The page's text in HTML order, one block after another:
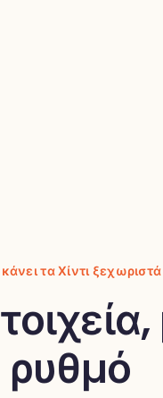
κάνει τα Χίντι ξεχωριστά
ρυθμό